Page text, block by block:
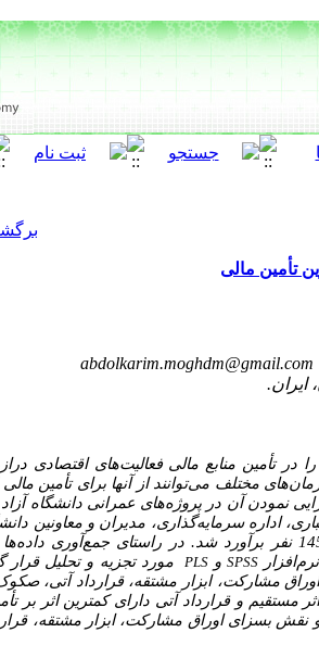
تأمین مالی
abdolkarim.moghdm@gmail.com
در تأمین منابع مالی فعالیت‌های اقتصادی
مختلف می‌توانند از آنها برای تأمین مالی
نمودن آن در پروژه‌های عمرانی دانشگاه
اداره سرمایه‌گذاری، مدیران و معاونین
اسلامی می­باشند که در قلمرو زمانی پژوهش سال 1399 به روش احتمالی انجام و 145 نفر برآورد شد. در راستای
SPSSوPLS
مورد تجزیه و تحلیل قرار
مشارکت، ابزار مشتقه، قرارداد آتی،
و قرارداد آتی دارای کمترین اثر بر
نقش بسزای اوراق مشارکت، ابزار مشتقه،